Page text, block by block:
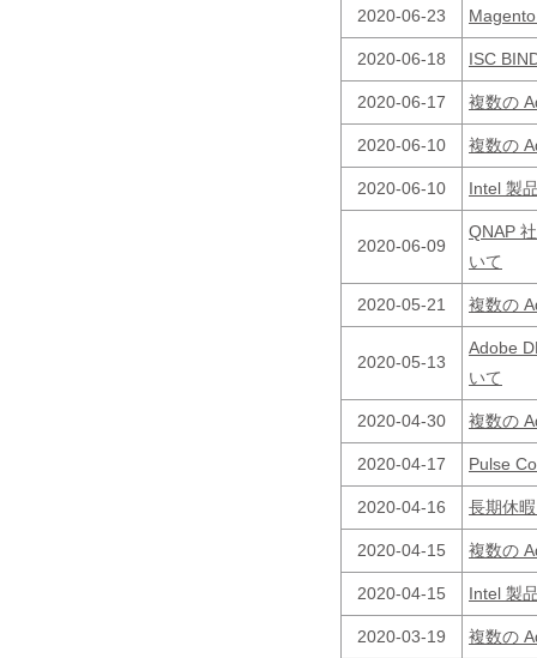
2020-06-23
2020-06-18 ISC
2020-06-17 複数の
2020-06-10 複数の
2020-06-10 Intel 製
2020-06-09
QNAP
いて
2020-05-21 複数の
2020-05-13
Adobe
いて
2020-04-30 複数の
2020-04-17 Pulse
2020-04-16 長期休
2020-04-15 複数の
2020-04-15 Intel 製
2020-03-19 複数の